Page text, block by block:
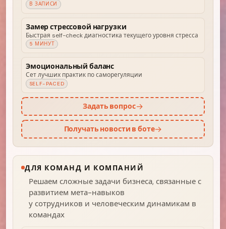
В ЗАПИСИ
Замер стрессовой нагрузки
Быстрая self-check диагностика текущего уровня стресса
5 МИНУТ
Эмоциональный баланс
Сет лучших практик по саморегуляции
SELF-PACED
Задать вопрос→
Получать новости в боте→
ДЛЯ КОМАНД И КОМПАНИЙ
Решаем сложные задачи бизнеса, связанные с
развитием мета-навыков
у сотрудников и человеческим динамикам в
командах